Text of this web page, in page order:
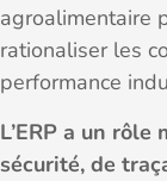
agroalimentaire
rationaliser les
performance
L’ERP a un
sécurité, de